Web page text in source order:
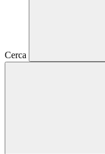
Cerca